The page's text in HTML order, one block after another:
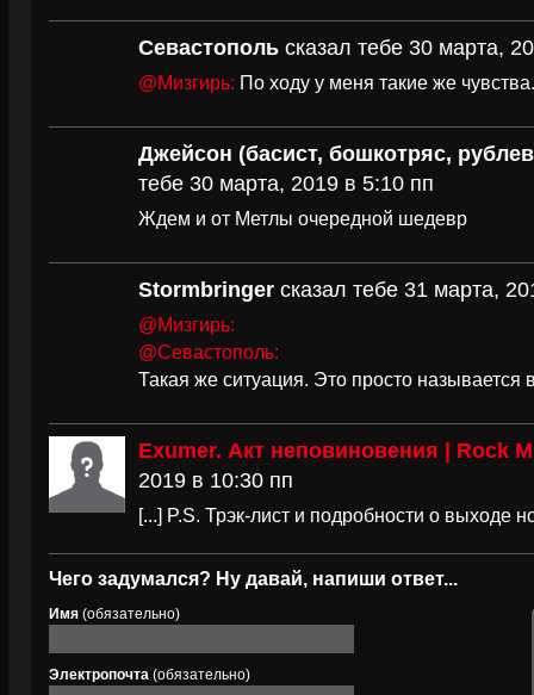
Севастополь сказал тебе 30 марта,
@Мизгирь: По ходу у меня такие же чувства.
Джейсон (басист, бошкотряс,
тебе 30 марта, 2019 в 5:10 пп
Ждем и от Метлы очередной шедевр
Stormbringer сказал тебе 31 марта,
@Мизгирь:
@Севастополь:
Такая же ситуация. Это просто называется
Exumer. Акт неповиновения | Rock
2019 в 10:30 пп
[...] P.S. Трэк-лист и подробности о выходе
Чего задумался? Ну давай, напиши ответ...
Имя (обязательно)
Электропочта (обязательно)